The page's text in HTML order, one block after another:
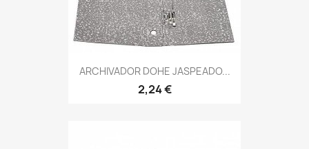
ARCHIVADOR DOHE JASPEADO...
2,24 €